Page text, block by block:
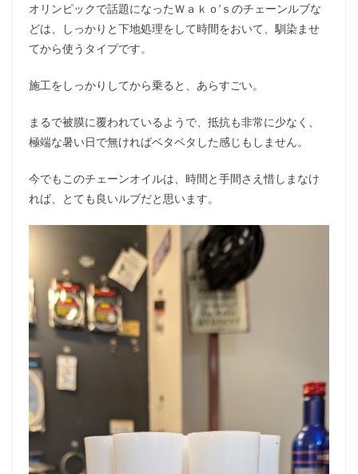
オリンピックで話題になったＷａｋｏ’ｓのチェーンルブな
どは、しっかりと下地処理をして時間をおいて、馴染ませ
てから使うタイプです。
施工をしっかりしてから乗ると、あらすごい。
まるで被膜に覆われているようで、抵抗も非常に少なく、
極端な暑い日で無ければベタベタした感じもしません。
今でもこのチェーンオイルは、時間と手間さえ惜しまなけ
れば、とても良いルブだと思います。